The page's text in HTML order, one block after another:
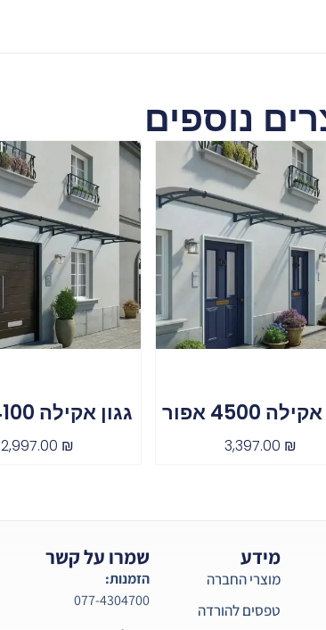
נוספים
4500 אפור
3,397.00 ₪
גגון אקילה 4100 אפור
2,997.00 ₪
מידע
מוצרי החברה
טפסים להורדה
שמרו על קשר
הזמנות:
077-4304700